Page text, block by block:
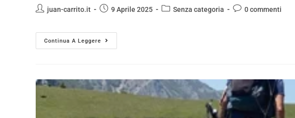
juan-carrito.it 9 Aprile 2025 Senza categoria 0 commenti
Continua A Leggere